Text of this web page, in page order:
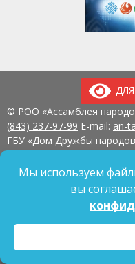
ДЛЯ
© РОО «Ассамблея
(843) 237-97-99 E-mail: an-
ГБУ «Дом Дружбы народов
420107, г. Казань, ул.
Политика обработки
Согласие на
Мы используем
вы